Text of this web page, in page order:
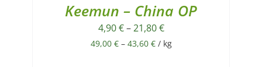
Keemun – China OP
4,90€–21,80€
49,00 €– 43,60 €/ kg